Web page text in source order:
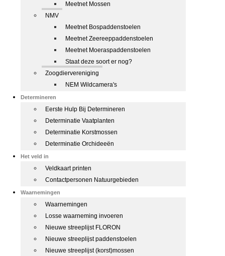
Meetnet Mossen
NMV
Meetnet Bospaddenstoelen
Meetnet Zeereeppaddenstoelen
Meetnet Moeraspaddenstoelen
Staat deze soort er nog?
Zoogdiervereniging
NEM Wildcamera's
Determineren
Eerste Hulp Bij Determineren
Determinatie Vaatplanten
Determinatie Korstmossen
Determinatie Orchideeën
Het veld in
Veldkaart printen
Contactpersonen Natuurgebieden
Waarnemingen
Waarnemingen
Losse waarneming invoeren
Nieuwe streeplijst FLORON
Nieuwe streeplijst paddenstoelen
Nieuwe streeplijst (korst)mossen